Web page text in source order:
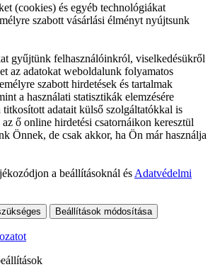
(cookies) és egyéb technológiákat
szabott vásárlási élményt nyújtsunk
gyűjtünk felhasználóinkról, viselkedésükről
az adatokat weboldalunk folyamatos
szabott hirdetések és tartalmak
a használati statisztikák elemzésére
adatait külső szolgáltatókkal is
ő online hirdetési csatornáikon keresztül
Önnek, de csak akkor, ha Ön már használja
a beállításoknál és Adatvédelmi
Beállítások módosítása